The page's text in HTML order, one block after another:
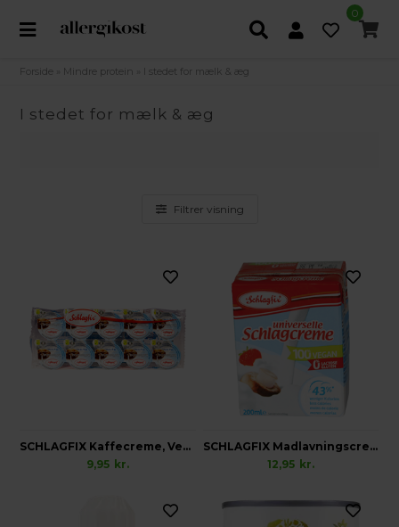
0
Forside Mindre protein I stedet for mælk & æg
I stedet for mælk & æg
Filtrer visning
SCHLAGFIX Kaffecreme, Vegansk 10 stk x 10ml
9,95 kr.
SCHLAGFIX Madlavningscreme, Vegansk
12,95 kr.